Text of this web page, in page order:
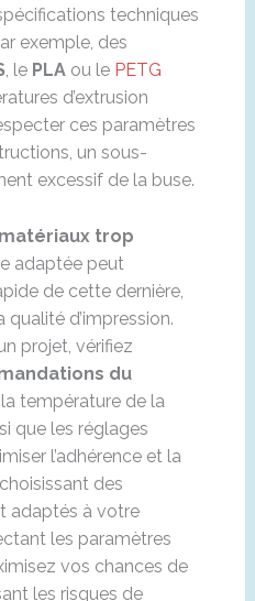
techniques
exemple, des
, le PLAou le PETG
d’extrusion
ces paramètres
un sous-
excessif de la buse.
matériaux trop
adaptée peut
de cette dernière,
d’impression.
projet, vérifiez
du
température de la
que les réglages
l’adhérence et la
des
adaptés à votre
les paramètres
vos chances de
les risques de